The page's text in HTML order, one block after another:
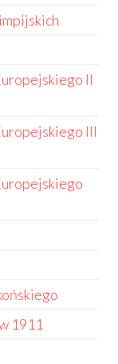
II
III
1911